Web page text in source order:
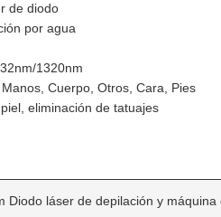
de diodo
por agua
1320nm
Cuerpo, Otros, Cara, Pies
eliminación de tatuajes
Diodo láser de depilación y